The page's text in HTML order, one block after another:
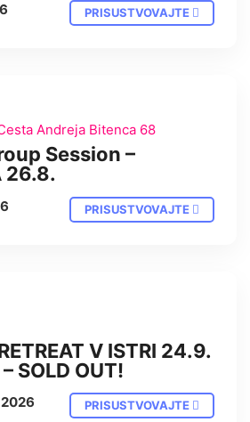
PRISUSTVOVAJTE
Andreja Bitenca 68
Session –
26.8.
PRISUSTVOVAJTE
V ISTRI 24.9.
SOLD OUT!
PRISUSTVOVAJTE